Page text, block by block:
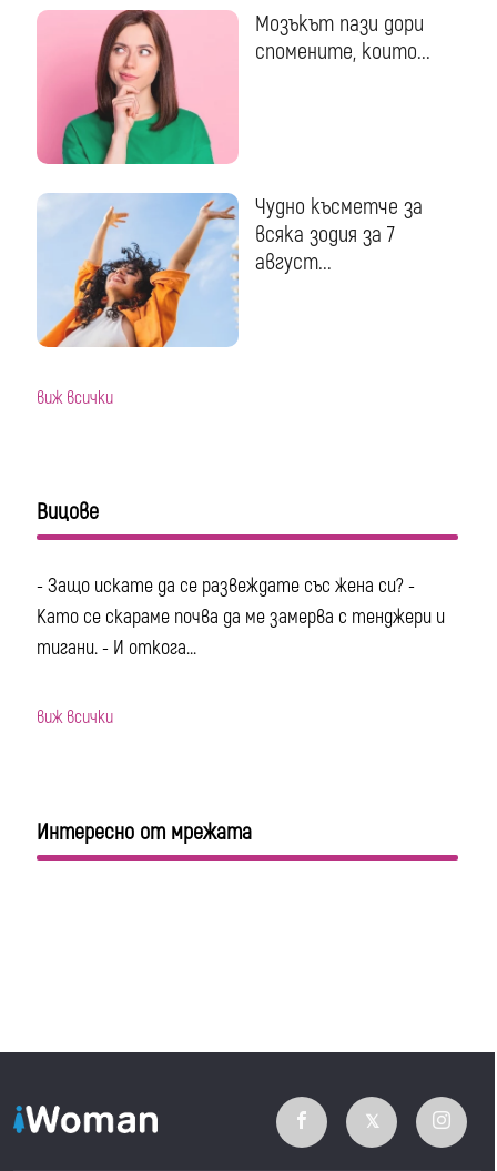
Мозъкът пази дори
спомените, които...
Чудно късметче за
всяка зодия за 7
август...
виж всички
Вицове
- Защо искате да се развеждате със жена си? -
Като се скараме почва да ме замерва с тенджери и
тигани. - И откога...
виж всички
Интересно от мрежата